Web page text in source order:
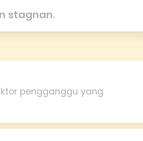
stagnan.
pengganggu yang